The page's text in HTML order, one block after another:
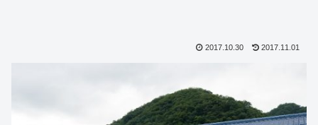
2017.10.30 2017.11.01